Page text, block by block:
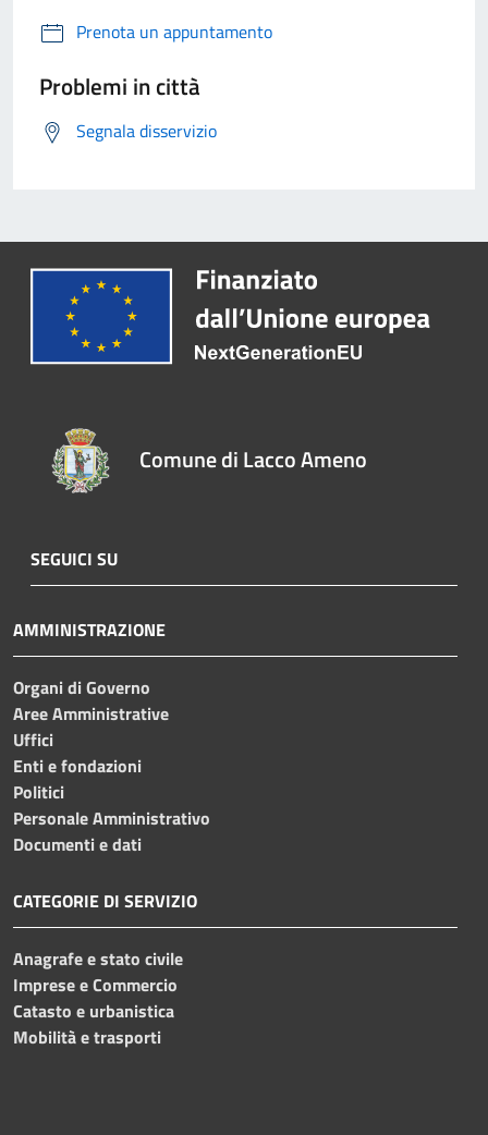
Prenota un appuntamento
Problemi in città
Segnala disservizio
Comune di Lacco Ameno
SEGUICI SU
AMMINISTRAZIONE
Organi di Governo
Aree Amministrative
Uffici
Enti e fondazioni
Politici
Personale Amministrativo
Documenti e dati
CATEGORIE DI SERVIZIO
Anagrafe e stato civile
Imprese e Commercio
Catasto e urbanistica
Mobilità e trasporti